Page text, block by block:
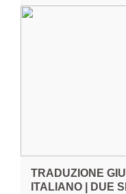
TRADUZIONE
ITALIANO | DUE